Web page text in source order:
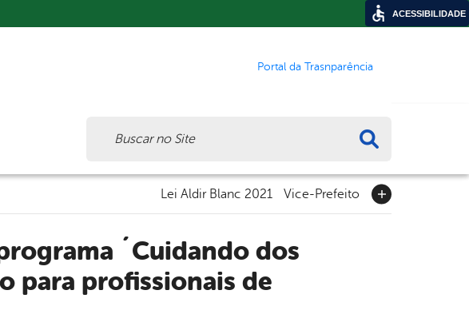
Portal da Trasnparência
Lei Aldir Blanc 2021 Vice-Prefeito
para profissionais de
ACESSIBILIDADE